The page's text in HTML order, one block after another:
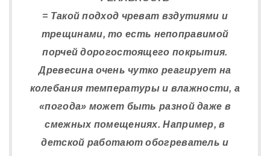
= Такой подход чреват вздутиями и
трещинами, то есть непоправимой
порчей дорогостоящего покрытия.
Древесина очень чутко реагирует на
колебания температуры и влажности, а
«погода» может быть разной даже в
смежных помещениях. Например, в
детской работают обогреватель и